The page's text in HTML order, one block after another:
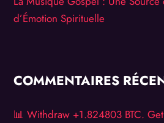
d’Émotion Spirituelle
COMMENTAIRES
📊 Withdraw +1.824803 BTC.